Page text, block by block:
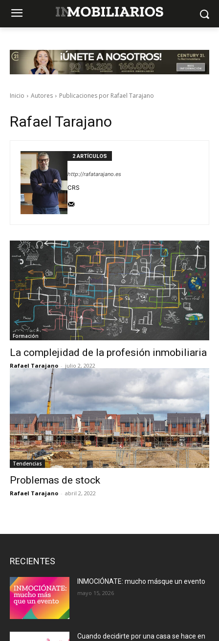
Inicio Autores Publicaciones por Rafael Tarajano
Rafael Tarajano
2 ARTÍCULOS
http://rafatarajano.es
CRS
Formación
La complejidad de la profesión inmobiliaria
Rafael Tarajano - julio 2, 2022
Tendencias
Problemas de stock
Rafael Tarajano - abril 2, 2022
RECIENTES
INMOCIÓNATE: mucho másque un evento
mayo 15, 2026
Cuando decidirte por una casa se hace en